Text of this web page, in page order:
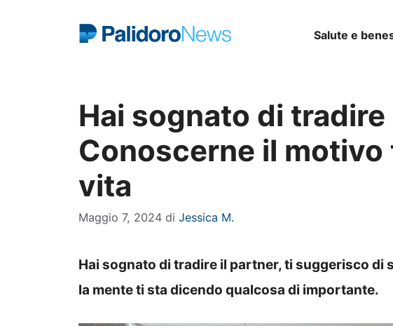
Salute e
Hai sognato di
Conoscerne il motivo
vita
Maggio 7, 2024 di Jessica M.
Hai sognato di tradire il partner, ti suggerisco di
la mente ti sta dicendo qualcosa di importante.